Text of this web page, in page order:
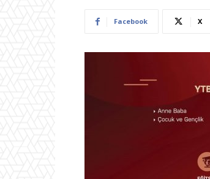
Facebook X